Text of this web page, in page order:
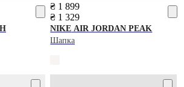
₴ 1 899
₴ 1 329
NIKE AIR JORDAN PEAK
Шапка